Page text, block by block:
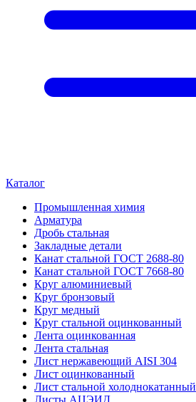
Каталог
Промышленная химия
Арматура
Дробь стальная
Закладные детали
Канат стальной ГОСТ 2688-80
Канат стальной ГОСТ 7668-80
Круг алюминиевый
Круг бронзовый
Круг медный
Круг стальной оцинкованный
Лента оцинкованная
Лента стальная
Лист нержавеющий AISI 304
Лист оцинкованный
Лист стальной холоднокатанный
Листы АЦЭИД